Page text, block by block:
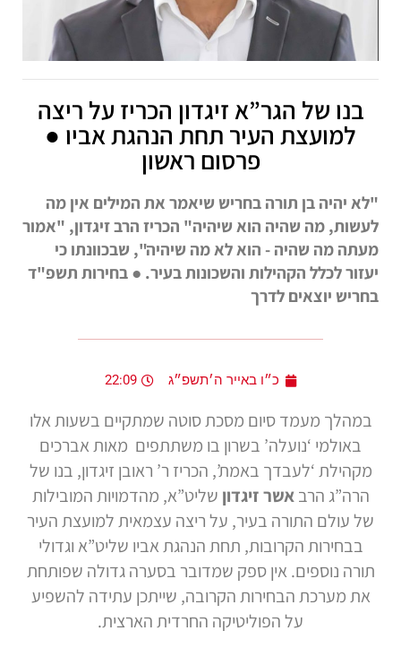
בנו של הגר”א זיגדון הכריז על ריצה
למועצת העיר תחת הנהגת אביו ●
פרסום ראשון
"לא יהיה בן תורה בחריש שיאמר את המילים אין מה
לעשות, מה שהיה הוא שיהיה" הכריז הרב זיגדון, "אמור
מעתה מה שהיה - הוא לא מה שיהיה", שבכוונתו כי
יעזור לכלל הקהילות והשכונות בעיר. ● בחירות תשפ"ד
בחריש יוצאים לדרך
כ״ו באייר ה׳תשפ״ג 22:09
במהלך מעמד סיום מסכת סוטה שמתקיים בשעות אלו
באולמי ‘נועלה’ בשרון בו משתתפים מאות אברכים
מקהילת ‘לעבדך באמת’, הכריז ר’ ראובן זיגדון, בנו של
הרה”ג הרבאשר זיגדון שליט”א, מהדמויות המובילות
של עולם התורה בעיר, על ריצה עצמאית למועצת העיר
בבחירות הקרובות, תחת הנהגת אביו שליט”א וגדולי
תורה נוספים. אין ספק שמדובר בסערה גדולה שפותחת
את מערכת הבחירות הקרובה, שייתכן עתידה להשפיע
על הפוליטיקה החרדית הארצית.